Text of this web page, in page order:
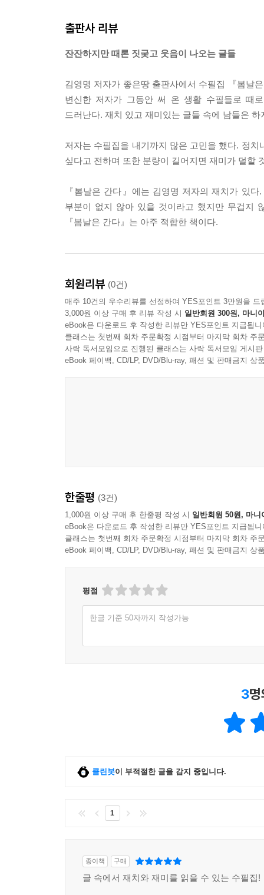
절차가 중요하다
말하는 기술
이순신 장군은 운이 좋은 분이다
(속) 이순신 장군 이야기
찬란한 오월
출판사 리뷰
잔잔하지만 때론 짓궂고 웃음이 나오는 글들
김영명 저자가 좋은땅 출판사에서 수필집 『봄날
변신한 저자가 그동안 써 온 생활 수필들로 때
드러난다. 재치 있고 재미있는 글들 속에 남들은
저자는 수필집을 내기까지 많은 고민을 했다. 정
싶다고 전하며 또한 분량이 길어지면 재미가 덜할
『봄날은 간다』에는 김영명 저자의 재치가 있
부분이 없지 않아 있을 것이라고 했지만 무겁지
『봄날은 간다』는 아주 적합한 책이다.
회원리뷰 (0건)
매주 10건의 우수리뷰를 선정하여 YES포인트 3만원을 드
3,000원 이상 구매 후 리뷰 작성 시 일반회원 300원, 마니
eBook은 다운로드 후 작성한 리뷰만 YES포인트 지급됩니
클래스는 첫번째 회차 주문확정 시점부터 마지막 회차 주
사락 독서모임으로 진행된 클래스는 사락 독서모임 게시
eBook 페이백, CD/LP, DVD/Blu-ray, 패션 및 판매금지 상
한줄평 (3건)
1,000원 이상 구매 후 한줄평 작성 시 일반회원 50원, 마니
eBook은 다운로드 후 작성한 리뷰만 YES포인트 지급됩니
클래스는 첫번째 회차 주문확정 시점부터 마지막 회차 주
eBook 페이백, CD/LP, DVD/Blu-ray, 패션 및 판매금지 상
평점
한글 기준 50자까지 작성가능
3
클린봇이 부적절한 글을 감지 중입니다.
1
종이책 구매
글 속에서 재치와 재미를 읽을 수 있는 수필집!